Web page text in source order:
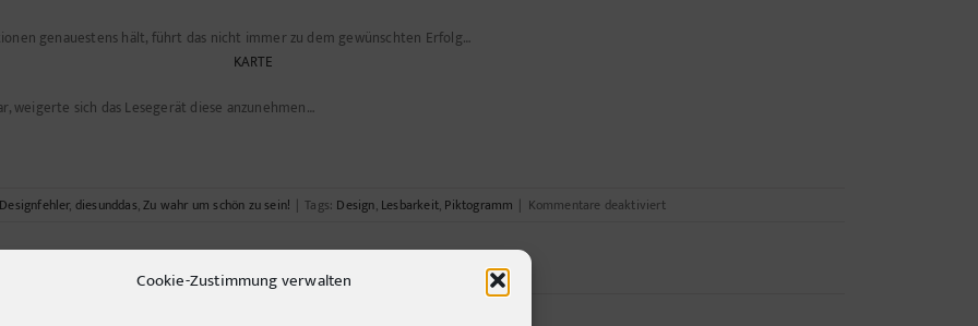
Cookie-Zustimmung verwalten
genauestens hält, führt das nicht immer zu dem gewünschten Erfolg…
weigerte sich das Lesegerät diese anzunehmen…
Designfehler, diesunddas,Zu wahr um schön zu sein! | Tags: Design, Lesbarkeit, Piktogramm | Kommentare deaktiviertfür